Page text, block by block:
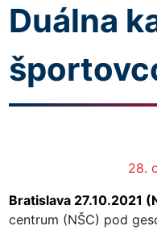
Duálna
28.
Bratislava 27.10.2021
centrum (NŠC) pod